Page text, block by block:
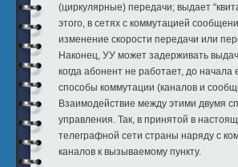
(циркулярные) передачи; выдает
этого, в сетях с коммутацией
изменение скорости передачи или
Наконец, УУ может задерживать
когда абонент не работает, до
способы коммутации (каналов и
Взаимодействие между этими двумя
управления. Так, в принятой в
телеграфной сети страны наряду с
каналов к вызываемому пункту.